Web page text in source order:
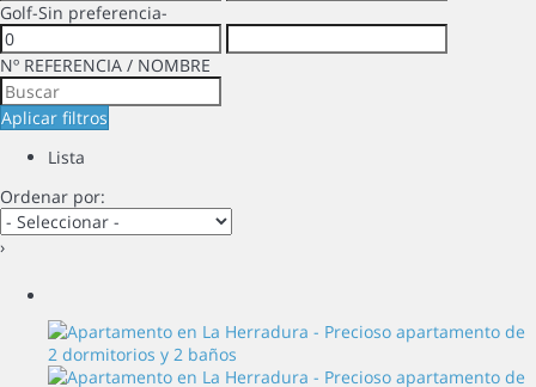
Golf-Sin preferencia-
Nº REFERENCIA / NOMBRE
Aplicar filtros
Lista
Ordenar por:
›